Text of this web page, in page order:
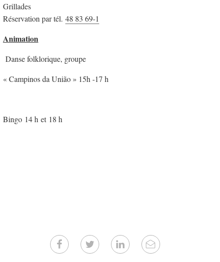
Grillades
Réservation par tél. 48 83 69-1
Animation
Danse folklorique, groupe
« Campinos da União » 15h -17 h
Bingo 14 h et 18 h